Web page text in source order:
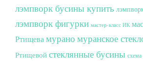
лэмпворк бусины купить
лэмпворк фигурки мастер-класс ИК
Ртищевамурано муранское
Ртищевой стеклянные бусины схема